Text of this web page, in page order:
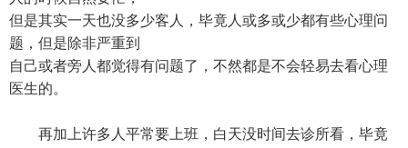
但是其实一天也没多少客人，毕竟人或多或少都有些心理问
题，但是除非严重到
自己或者旁人都觉得有问题了，不然都是不会轻易去看心理
医生的。
再加上许多人平常要上班，白天没时间去诊所看，毕竟